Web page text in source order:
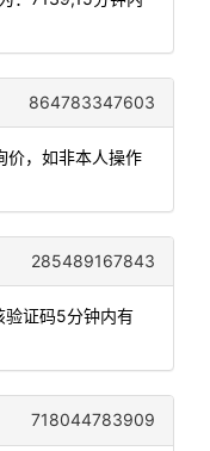
864783347603
价，如非本人操作
285489167843
验证码5分钟内有
718044783909